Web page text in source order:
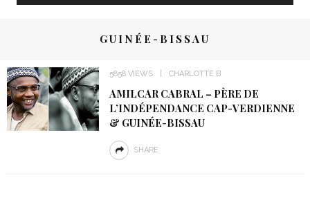
GUINÉE-BISSAU
5858 VIEWS CHARLOTTE B
AMILCAR CABRAL – PÈRE DE
L’INDÉPENDANCE CAP-VERDIENNE
& GUINÉE-BISSAU
SHARE